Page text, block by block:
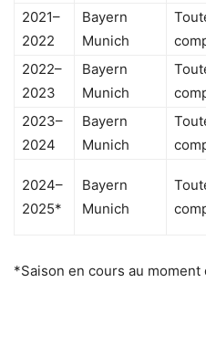
2021–
2022
Bayern
Munich
2022–
2023
Bayern
Munich
2023–
2024
Bayern
Munich
2024–
2025*
Bayern
Munich
*Saison en cours au